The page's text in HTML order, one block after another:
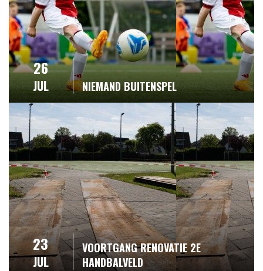
26
JUL NIEMAND BUITENSPEL
23
JUL
VOORTGANG RENOVATIE 2E
HANDBALVELD